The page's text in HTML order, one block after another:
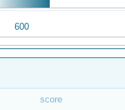
600
score